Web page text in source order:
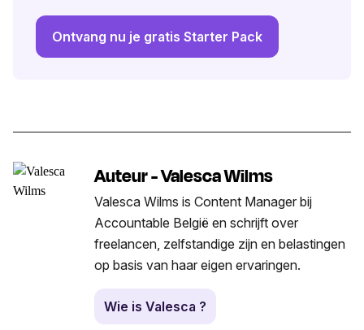
Ontvang nu je gratis Starter Pack
Auteur - Valesca Wilms
Valesca Wilms is Content Manager bij
Accountable België en schrijft over
freelancen, zelfstandige zijn en belastingen
op basis van haar eigen ervaringen.
Wie is Valesca ?